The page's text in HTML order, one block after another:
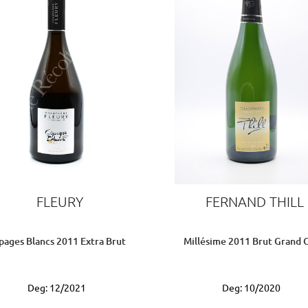
FLEURY
Blancs 2011 Extra Brut
Deg: 12/2021
FERNAND THILL
Millésime 2011 Brut Grand
Deg: 10/2020